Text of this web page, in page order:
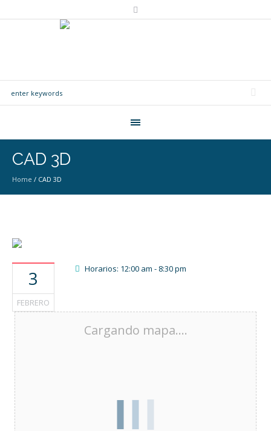
CAD 3D
Home / CAD 3D
3
FEBRERO
Horarios: 12:00 am - 8:30 pm
Cargando mapa....